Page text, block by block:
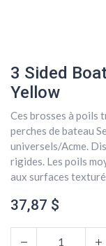
3 Sided
Yellow
Ces brosses à poils
perches de bateau
universels/Acme.
rigides. Les poils
aux surfaces
37,87 $